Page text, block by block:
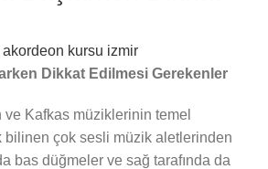
Dikkat Edilmesi Gerekenler
Kafkas müziklerinin temel
bilinen çok sesli müzik aletlerinden
bas düğmeler ve sağ tarafında da